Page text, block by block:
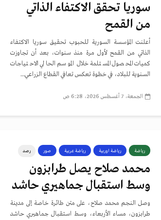
سوريا تحقق الاكتفاء الذاتي
من القمح
أعلنت المؤسسة السورية للحبوب تحقيق سوريا الاكتفاء
الذاتي من القمح لأول مرة منذ سنوات، بعد أن تجاوزت
كميات المحصول المستلمة خلال الموسم الحالي الاحتياجات
السنوية للبلاد، في خطوة تعكس تعافي القطاع الزراعي...
الجمعة، 7 أغسطس 2026، 6:28 ص
رياضة رياضة اوربية رياضة عربية صور رصد
محمد صلاح يصل طرابزون
وسط استقبال جماهيري حاشد
وصل النجم محمد صلاح، على متن طائرة خاصة إلى مدينة
طرابزون، مساء الأربعاء، وسط استقبال جماهيري حاشد